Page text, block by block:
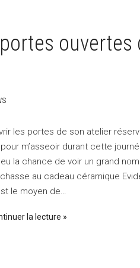
ouvertes
les portes de son atelier
m’asseoir durant cette
eu la chance de voir un grand
au cadeau céramique
le moyen de…
la lecture